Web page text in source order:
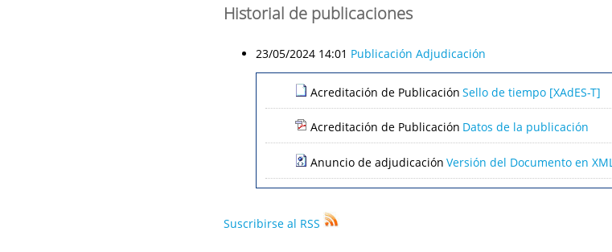
Historial de publicaciones
23/05/2024 14:01 Publicación Adjudicación
Acreditación de Publicación Sello de tiempo [XAdES-T]
Acreditación de Publicación Datos de la publicación
Anuncio de adjudicación Versión del Documento en XML
Suscribirse al RSS